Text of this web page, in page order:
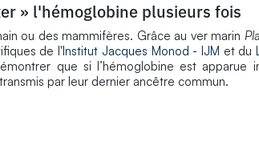
» l'hémoglobine plusieurs fois
ou des mammifères. Grâce au ver marin
de l'Institut Jacques Monod - IJM et du
que si l’hémoglobine est apparue
par leur dernier ancêtre commun.